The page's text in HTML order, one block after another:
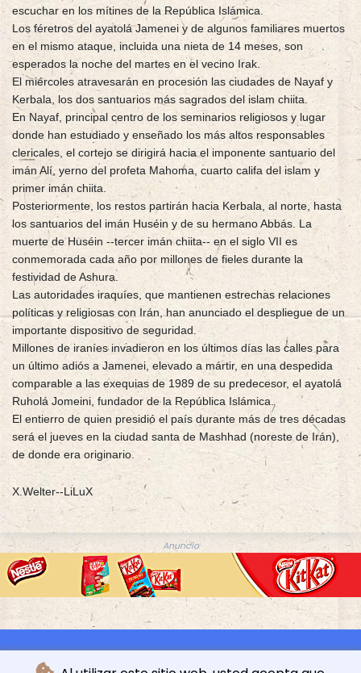
escuchar en los mítines de la República Islámica.
Los féretros del ayatolá Jamenei y de algunos familiares muertos
en el mismo ataque, incluida una nieta de 14 meses, son
esperados la noche del martes en el vecino Irak.
El miércoles atravesarán en procesión las ciudades de Nayaf y
Kerbala, los dos santuarios más sagrados del islam chiita.
En Nayaf, principal centro de los seminarios religiosos y lugar
donde han estudiado y enseñado los más altos responsables
clericales, el cortejo se dirigirá hacia el imponente santuario del
imán Alí, yerno del profeta Mahoma, cuarto califa del islam y
primer imán chiita.
Posteriormente, los restos partirán hacia Kerbala, al norte, hasta
los santuarios del imán Huséin y de su hermano Abbás. La
muerte de Huséin --tercer imán chiita-- en el siglo VII es
conmemorada cada año por millones de fieles durante la
festividad de Ashura.
Las autoridades iraquíes, que mantienen estrechas relaciones
políticas y religiosas con Irán, han anunciado el despliegue de un
importante dispositivo de seguridad.
Millones de iraníes invadieron en los últimos días las calles para
un último adiós a Jamenei, elevado a mártir, en una despedida
comparable a las exequias de 1989 de su predecesor, el ayatolá
Ruholá Jomeini, fundador de la República Islámica.
El entierro de quien presidió el país durante más de tres décadas
será el jueves en la ciudad santa de Mashhad (noreste de Irán),
de donde era originario.
X.Welter--LiLuX
Anuncio